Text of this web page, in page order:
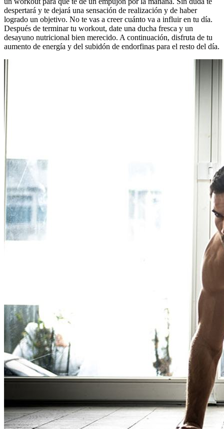
despertará y te dejará una sensación de realización y de haber
logrado un objetivo. No te vas a creer cuánto va a influir en tu día.
Después de terminar tu workout, date una ducha fresca y un
desayuno nutricional bien merecido. A continuación, disfruta de tu
aumento de energía y del subidón de endorfinas para el resto del día.